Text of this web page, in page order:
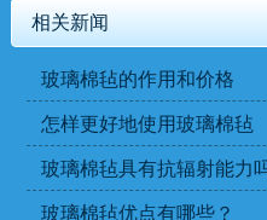
相关新闻
玻璃棉毡的作用和价格
怎样更好地使用玻璃棉毡
玻璃棉毡具有抗辐射能力
玻璃棉毡优点有哪些？